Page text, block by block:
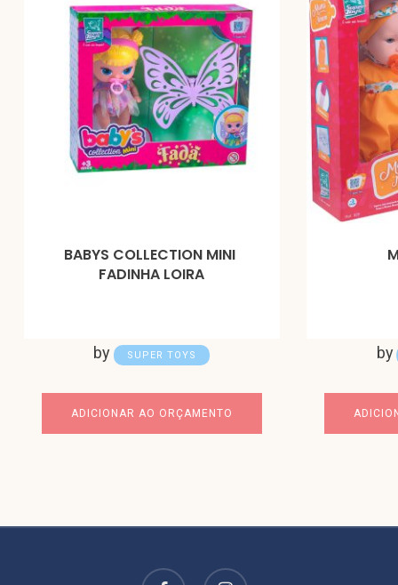
BABYS COLLECTION MINI
FADINHA LOIRA
by SUPER TOYS
ADICIONAR AO ORÇAMENTO
by
facebook instagram